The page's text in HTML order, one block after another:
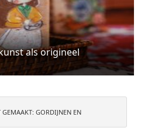
als origineel
GORDIJNEN EN